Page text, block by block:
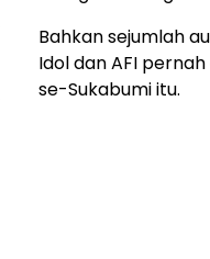
Bahkan sejumlah
Idol dan AFI
se-Sukabumi itu.